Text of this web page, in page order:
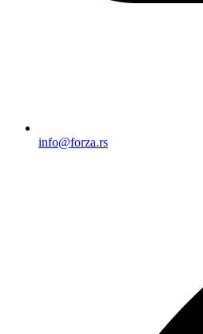
info@forza.rs